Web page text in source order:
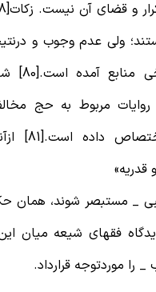
ولی عدم وجوب و
حج نیز در
روایات مربوط به حج
مستبصرشده
فقهای شیعه میان این
موردتوجه قرارداد.